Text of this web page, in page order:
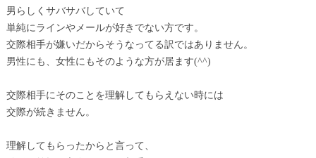
男らしくサバサバしていて
単純にラインやメールが好きでない方です。
交際相手が嫌いだからそうなってる訳ではありません。
男性にも、女性にもそのような方が居ます(^^)
交際相手にそのことを理解してもらえない時には
交際が続きません。
理解してもらったからと言って、